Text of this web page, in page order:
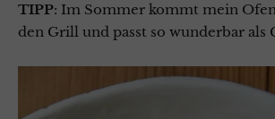
TIPP: Im Sommer kommt mein
den Grill und passt so wunderbar als